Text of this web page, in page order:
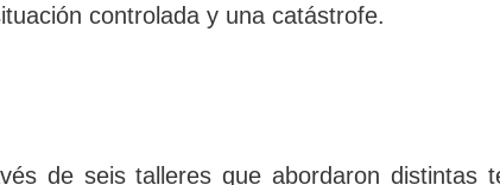
controlada y una catástrofe.
de seis talleres que abordaron distintas